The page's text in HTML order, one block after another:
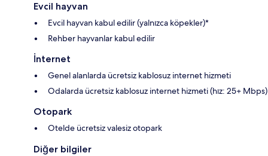
Evcil hayvan
Evcil hayvan kabul edilir (yalnızca köpekler)*
Rehber hayvanlar kabul edilir
İnternet
Genel alanlarda ücretsiz kablosuz internet hizmeti
Odalarda ücretsiz kablosuz internet hizmeti (hız: 25+ Mbps)
Otopark
Otelde ücretsiz valesiz otopark
Diğer bilgiler